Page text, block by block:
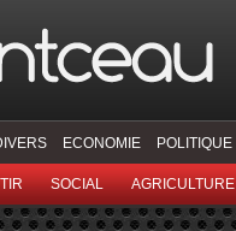
ECONOMIE POLITIQUE
SOCIAL AGRICULTURE